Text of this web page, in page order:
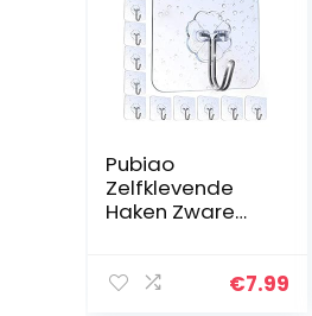
Pubiao
Zelfklevende
Haken Zware
Haak voor
€7.99